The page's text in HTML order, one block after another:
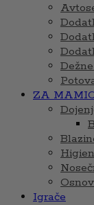
ZA
Igrače